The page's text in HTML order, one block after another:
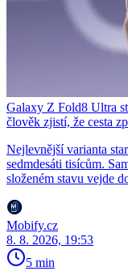
Galaxy Z Fold8 Ultra
člověk zjistí, že cesta
Nejlevnější varianta
sedmdesáti tisícům.
složeném stavu vejde
Mobify.cz
8. 8. 2026, 19:53
5 min